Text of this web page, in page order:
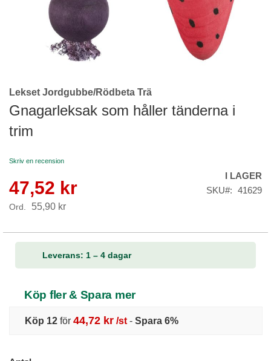
Skip
to
the
beginning
the
gallery
Lekset Jordgubbe/Rödbeta Trä
Gnagarleksak som håller tänderna i
trim
Skriv en recension
Reapris
47,52 kr
Ord. 55,90 kr
I LAGER
SKU
41629
Leverans: 1 – 4 dagar
Köp fler & Spara mer
Köp 12 för 44,72 kr /st - Spara 6%